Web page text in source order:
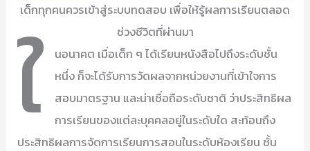
เด็กทุกคนควรเข้าสู่ระบบทดสอบ เพื่อให้รู้ผลการเรียนตลอด
ช่วงชีวิตที่ผ่านมา
ใ
นอนาคต เมื่อเด็ก ๆ ได้เรียนหนังสือไปถึงระดับชั้น
หนึ่ง ก็จะได้รับการวัดผลจากหน่วยงานที่เข้าใจการ
สอบมาตรฐาน และน่าเชื่อถือระดับชาติ ว่าประสิทธิผล
การเรียนของแต่ละบุคคลอยู่ในระดับใด สะท้อนถึง
ประสิทธิผลการจัดการเรียนการสอนในระดับห้องเรียน ชั้น